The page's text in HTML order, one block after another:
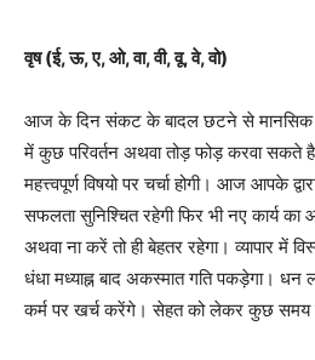
वृष (ई, ऊ, ए, ओ, वा, वी, वू, वे, वो)
आज के दिन संकट के बादल छटने से
में कुछ परिवर्तन अथवा तोड़ फोड़ करवा सकते
महत्त्वपूर्ण विषयो पर चर्चा होगी। आज आपके
सफलता सुनिश्चित रहेगी फिर भी नए कार्य
अथवा ना करें तो ही बेहतर रहेगा। व्यापार में
धंधा मध्याह्न बाद अकस्मात गति पकड़ेगा। धन
कर्म पर खर्च करेंगे। सेहत को लेकर कुछ समय